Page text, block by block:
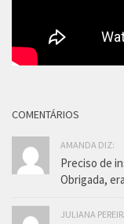
COMENTÁRIOS
AMANDA DIZ:
Preciso de
Obrigada,
JULIANA